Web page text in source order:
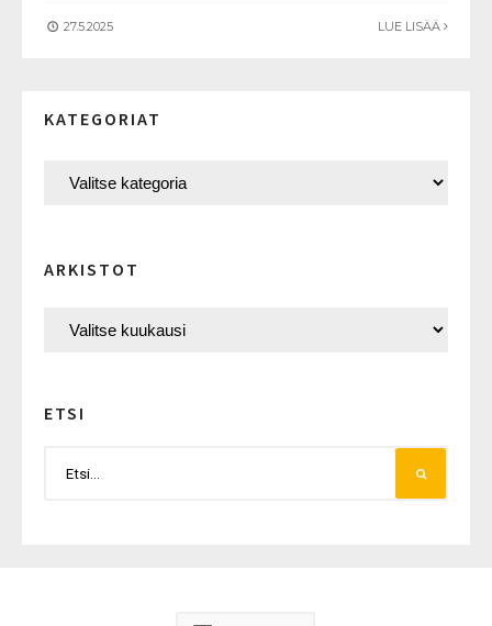
27.5.2025 LUE LISÄÄ
KATEGORIAT
ARKISTOT
ETSI